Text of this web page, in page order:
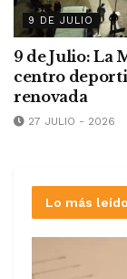
9 DE JULIO
9 de Julio: La
centro
renovada
27 JULIO - 2026
Lo más